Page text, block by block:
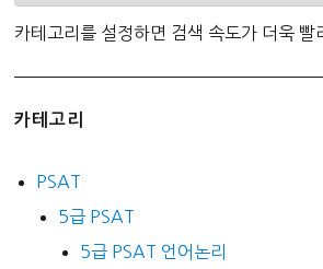
카테고리를 설정하면 검색 속도가 더욱 빨
카테고리
PSAT
5급 PSAT
5급 PSAT 언어논리